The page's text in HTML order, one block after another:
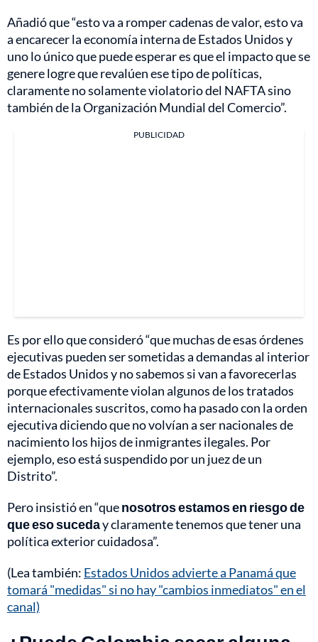
Añadió que “esto va a romper cadenas de valor, esto va
a encarecer la economía interna de Estados Unidos y
uno lo único que puede esperar es que el impacto que se
genere logre que revalúen ese tipo de políticas,
claramente no solamente violatorio del NAFTA sino
también de la Organización Mundial del Comercio”.
PUBLICIDAD
Es por ello que consideró “que muchas de esas órdenes
ejecutivas pueden ser sometidas a demandas al interior
de Estados Unidos y no sabemos si van a favorecerlas
porque efectivamente violan algunos de los tratados
internacionales suscritos, como ha pasado con la orden
ejecutiva diciendo que no volvían a ser nacionales de
nacimiento los hijos de inmigrantes ilegales. Por
ejemplo, eso está suspendido por un juez de un
Distrito”.
Pero insistió en “quenosotros estamos en riesgo de
que eso suceday claramente tenemos que tener una
política exterior cuidadosa”.
(Lea también: Estados Unidos advierte a Panamá que
tomará "medidas" si no hay "cambios inmediatos" en el
canal)